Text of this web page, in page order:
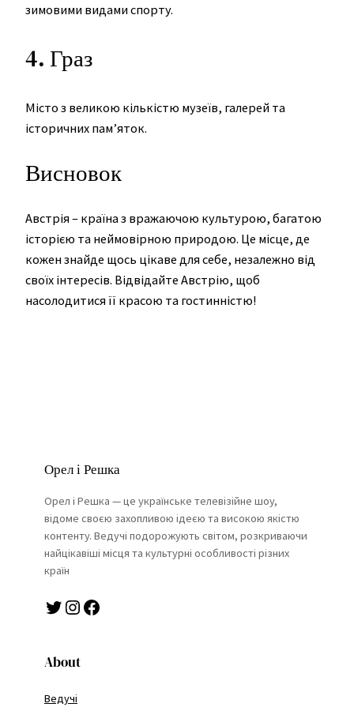
зимовими видами спорту.
4. Граз
Місто з великою кількістю музеїв, галерей та
історичних пам’яток.
Висновок
Австрія – країна з вражаючою культурою, багатою
історією та неймовірною природою. Це місце, де
кожен знайде щось цікаве для себе, незалежно від
своїх інтересів. Відвідайте Австрію, щоб
насолодитися її красою та гостинністю!
Орел і Решка
Орел і Решка — це українське телевізійне шоу,
відоме своєю захопливою ідеєю та високою якістю
контенту. Ведучі подорожують світом, розкриваючи
найцікавіші місця та культурні особливості різних
країн
Twitter Instagram Facebook
About
Ведучі